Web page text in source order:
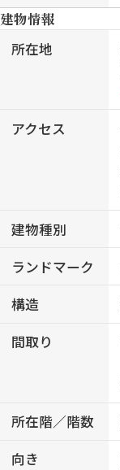
建物情報
所在地
アクセス
建物種別
ランドマーク
構造
間取り
所在階／階数
向き